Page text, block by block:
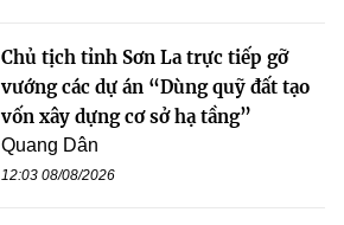
Chủ tịch tỉnh Sơn La trực tiếp gỡ
vướng các dự án “Dùng quỹ đất tạo
vốn xây dựng cơ sở hạ tầng”
Quang Dân
12:03 08/08/2026